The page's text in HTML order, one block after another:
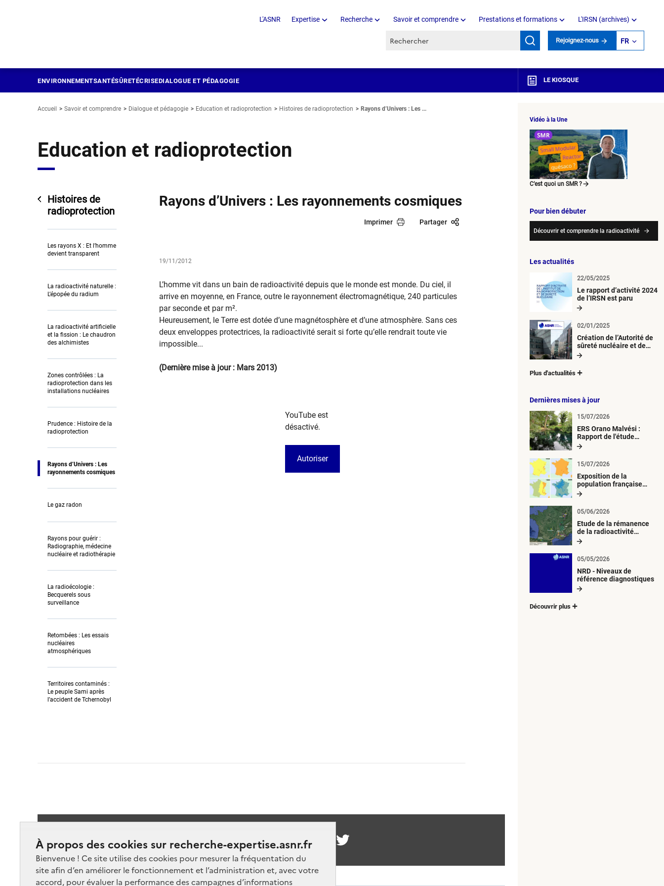
À propos des cookies sur recherche-expertise.asnr.fr
Bienvenue ! Ce site utilise des cookies pour mesurer la fréquentation du
site afin d’en améliorer le fonctionnement et l’administration et, avec votre
accord, pour évaluer la performance des campagnes d’informations
L'ASNR Expertise Recherche Savoir et comprendre Prestations et formations L'IRSN (archives)
Recherche par mots clés Rejoignez-nous FR
ENVIRONNEMENTSANTÉSÛRETÉCRISEDIALOGUE ET PÉDAGOGIE LE KIOSQUE
Accueil Savoir et comprendre Dialogue et pédagogie Education et radioprotection Histoires de radioprotection Rayons d’Univers : Les ...
Education et radioprotection
Histoires de
radioprotection
Les rayons X : Et l’homme
devient transparent
La radioactivité naturelle :
L’épopée du radium
La radioactivité artificielle
et la fission : Le chaudron
des alchimistes
Zones contrôlées : La
radioprotection dans les
installations nucléaires
Prudence : Histoire de la
radioprotection
Rayons d’Univers : Les
rayonnements cosmiques
Le gaz radon
Rayons pour guérir :
Radiographie, médecine
nucléaire et radiothérapie
La radioécologie :
Becquerels sous
surveillance
Retombées : Les essais
nucléaires
atmosphériques
Territoires contaminés :
Le peuple Sami après
l’accident de Tchernobyl
Rayons d’Univers : Les rayonnements cosmiques
Imprimer Partager
19/11/2012
​​​​​​L’homme vit dans un bain de radioactivité depuis que le monde est monde. Du ciel, il
arrive en moyenne, en France, outre le rayonnement électromagnétique, 240 particules
par seconde et par m².
Heureusement, le Terre est dotée d’une magnétosphère et d’une atmosphère. Sans ces
de​ux enveloppes protectrices, la radioactivité serait si forte qu’elle rendrait toute vie
impossible...
(Dernière mise à jour : Mars 2013)
YouTube est
désactivé.
Autoriser
Vidéo à la Une
C’est quoi un SMR ?
Pour bien débuter
Découvrir et comprendre la radioactivité
Les actualités
Le rapport d’activité 2024
de l’IRSN est paru
22/05/2025
Création de l’Autorité de
sûreté nucléaire et de
radioprotection (ASNR)
02/01/2025
Plus d'actualités
Dernières mises à jour
ERS Orano Malvési :
Rapport de l'étude
radiologique du milieu
15/07/2026
Exposition de la
population française
métropolitaine aux
atmosphériques
radioactives depuis 1945
15/07/2026
Etude de la rémanence
de la radioactivité
d’origine artificielle
05/06/2026
NRD - Niveaux de
référence diagnostiques
05/05/2026
Découvrir plus
Suivez-nous